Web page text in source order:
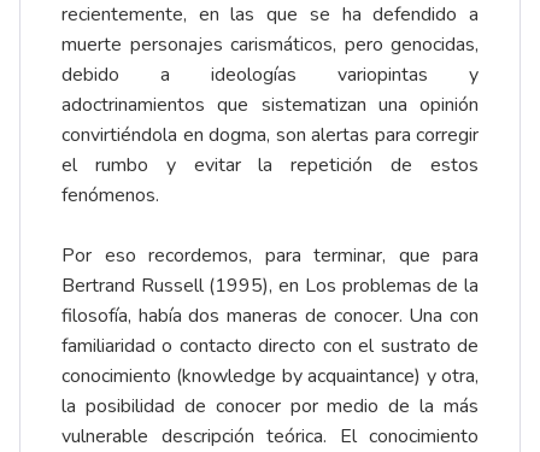
recientemente, en las que se ha defendido a
muerte personajes carismáticos, pero genocidas,
debido a ideologías variopintas y
adoctrinamientos que sistematizan una opinión
convirtiéndola en dogma, son alertas para corregir
el rumbo y evitar la repetición de estos
fenómenos.
Por eso recordemos, para terminar, que para
Bertrand Russell (1995), en Los problemas de la
filosofía, había dos maneras de conocer. Una con
familiaridad o contacto directo con el sustrato de
conocimiento (knowledge by acquaintance) y otra,
la posibilidad de conocer por medio de la más
vulnerable descripción teórica. El conocimiento